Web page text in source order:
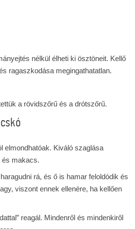
nélkül élheti ki ösztöneit. Kellő
ragaszkodása megingathatatlan.
a rövidszőrű és a drótszőrű.
elmondhatóak. Kiváló szaglása
és makacs.
rá, és ő is hamar feloldódik és
viszont ennek ellenére, ha kellően
reagál. Mindenről és mindenkiről